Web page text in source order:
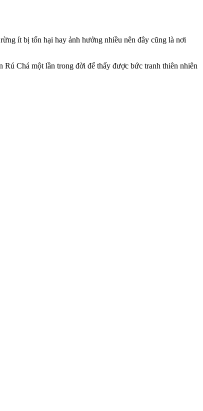
ít bị tổn hại hay ảnh hưởng nhiều nên đây cũng là nơi
Chá một lần trong đời để thấy được bức tranh thiên nhiên